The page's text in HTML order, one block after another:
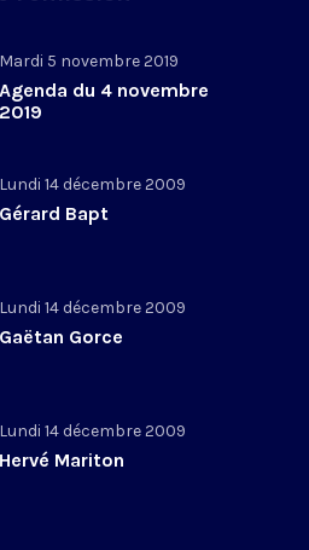
Mardi 5 novembre 2019
Agenda du 4 novembre
2019
Lundi 14 décembre 2009
Gérard Bapt
Lundi 14 décembre 2009
Gaëtan Gorce
Lundi 14 décembre 2009
Hervé Mariton